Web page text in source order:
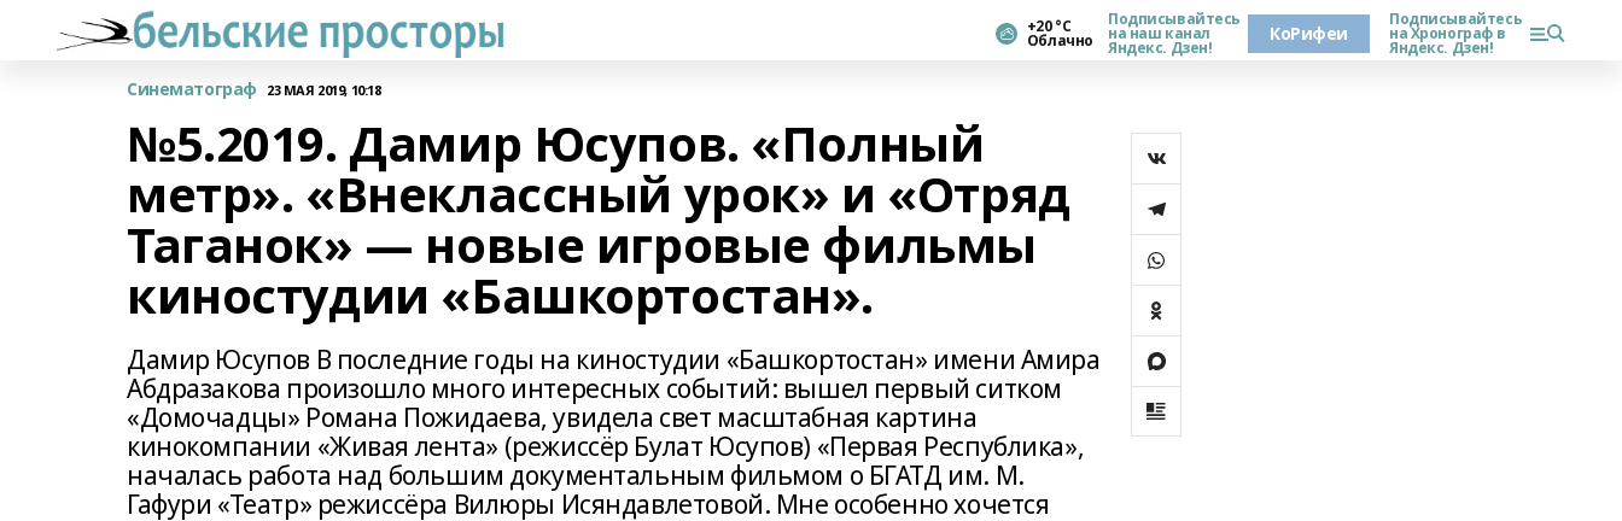
+20 °С
Облачно
Подписывайтесь
на наш канал
Яндекс. Дзен!
КоРифеи
Подписывайтесь
на Хронограф в
Яндекс. Дзен!
Синематограф 23 МАЯ 2019, 10:18
№5.2019. Дамир Юсупов. «Полный
метр». «Внеклассный урок» и «Отряд
Таганок» — новые игровые фильмы
киностудии «Башкортостан».
Дамир Юсупов В последние годы на киностудии «Башкортостан» имени Амира
Абдразакова произошло много интересных событий: вышел первый ситком
«Домочадцы» Романа Пожидаева, увидела свет масштабная картина
кинокомпании «Живая лента» (режиссёр Булат Юсупов) «Первая Республика»,
началась работа над большим документальным фильмом о БГАТД им. М.
Гафури «Театр» режиссёра Вилюры Исяндавлетовой. Мне особенно хочется